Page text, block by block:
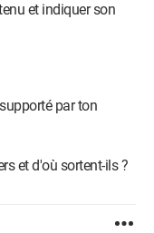
et indiquer son
par ton
et d'où sortent-ils ?